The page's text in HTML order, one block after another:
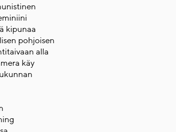
kipunaa
pohjoisen
alla
käy